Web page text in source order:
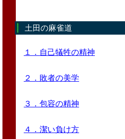
土田の麻雀道
１．自己犠牲の精神
２．敗者の美学
３．包容の精神
４．潔い負け方